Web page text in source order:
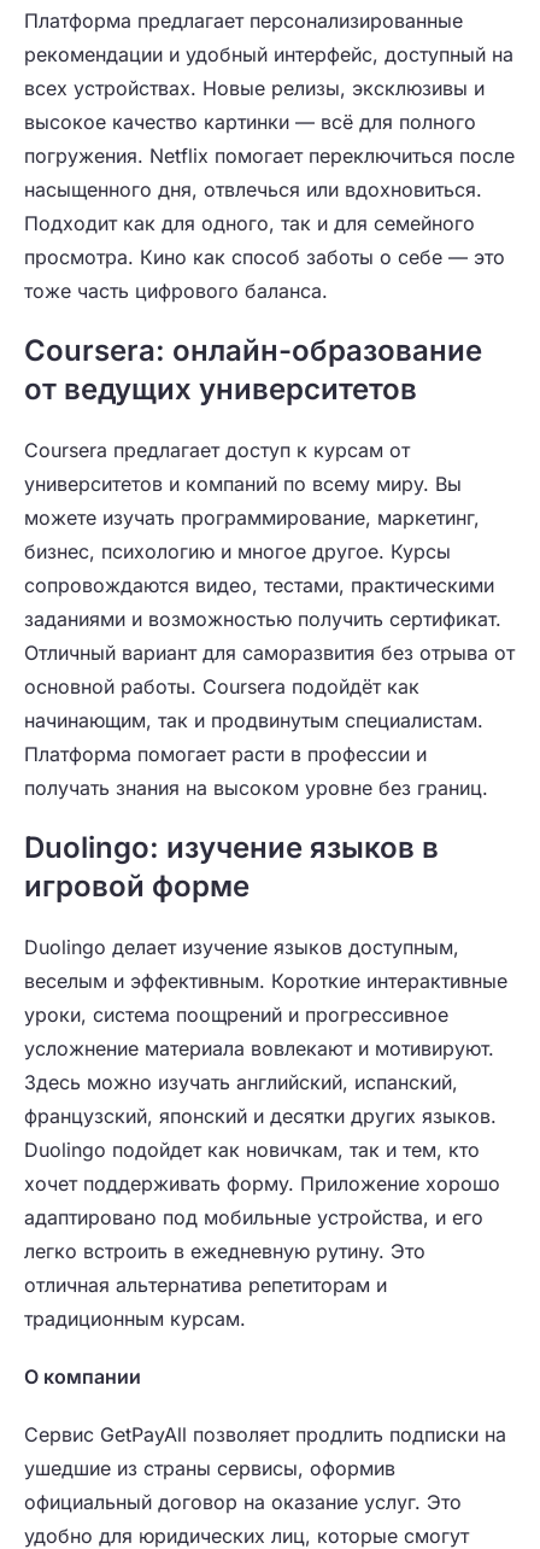
Платформа предлагает персонализированные
рекомендации и удобный интерфейс, доступный на
всех устройствах. Новые релизы, эксклюзивы и
высокое качество картинки — всё для полного
погружения. Netflix помогает переключиться после
насыщенного дня, отвлечься или вдохновиться.
Подходит как для одного, так и для семейного
просмотра. Кино как способ заботы о себе — это
тоже часть цифрового баланса.
Coursera: онлайн-образование
от ведущих университетов
Coursera предлагает доступ к курсам от
университетов и компаний по всему миру. Вы
можете изучать программирование, маркетинг,
бизнес, психологию и многое другое. Курсы
сопровождаются видео, тестами, практическими
заданиями и возможностью получить сертификат.
Отличный вариант для саморазвития без отрыва от
основной работы. Coursera подойдёт как
начинающим, так и продвинутым специалистам.
Платформа помогает расти в профессии и
получать знания на высоком уровне без границ.
Duolingo: изучение языков в
игровой форме
Duolingo делает изучение языков доступным,
веселым и эффективным. Короткие интерактивные
уроки, система поощрений и прогрессивное
усложнение материала вовлекают и мотивируют.
Здесь можно изучать английский, испанский,
французский, японский и десятки других языков.
Duolingo подойдет как новичкам, так и тем, кто
хочет поддерживать форму. Приложение хорошо
адаптировано под мобильные устройства, и его
легко встроить в ежедневную рутину. Это
отличная альтернатива репетиторам и
традиционным курсам.
О компании
Сервис GetPayAll позволяет продлить подписки на
ушедшие из страны сервисы, оформив
официальный договор на оказание услуг. Это
удобно для юридических лиц, которые смогут